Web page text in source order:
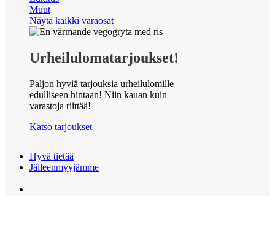
Muut
Näytä kaikki varaosat
Urheilulomatarjoukset!
Paljon hyviä tarjouksia urheilulomille
edulliseen hintaan! Niin kauan kuin
varastoja riittää!
Katso tarjoukset
Hyvä tietää
Jälleenmyyjämme